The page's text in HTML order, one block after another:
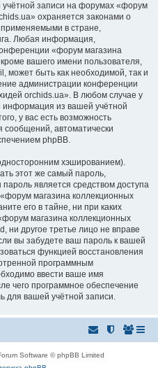
записи на форумах «форум
охраняется законами о
в стране,
Любая информация,
«форум магазина
вашего имени пользователя,
может быть как необходимой, так и
администрации конференции
orchids.ua». В любом случае у
информация из вашей учётной
у вас есть возможность
сообщений, автоматически
phpBB.
хэшированием).
этот же самый пароль,
является средством доступа
магазина коллекционных
его в тайне, ни при каких
магазина коллекционных
ни другое третье лицо не вправе
вы забудете ваш пароль к вашей
функцией восстановления
программным
ввести ваше имя
чего программное обеспечение
для вашей учётной записи.
Software © phpBB Limited